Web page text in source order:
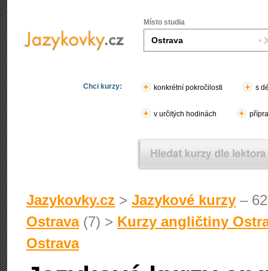
Místo studia
Chci kurzy: konkrétní pokročilosti s
v určitých hodinách
Jazykovky.cz > Jazykové kurzy –
Ostrava(7) > Kurzy angličtiny
Ostrava